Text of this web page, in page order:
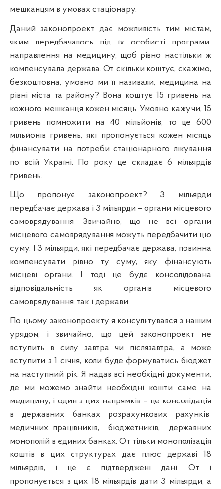
мешканцям в умовах стаціонару.
Даний законопроект дає можливість тим містам,
яким передбачалось під їх особисті програми
направлення на медицину, щоб рівно настільки ж
компенсувала держава. От скільки коштує, скажімо,
безкоштовна, умовно ми її називали, медицина на
рівні міста та району? Вона коштує 15 гривень на
кожного мешканця кожен місяць. Умовно кажучи, 15
гривень помножити на 40 мільйонів, то це 600
мільйонів гривень, які пропонується кожен місяць
фінансувати на потреби стаціонарного лікування
по всій Україні. По року це складає 6 мільярдів
гривень.
Що пропонує законопроект? 3 мільярди
передбачає держава і 3 мільярди – органи місцевого
самоврядування. Звичайно, що не всі органи
місцевого самоврядування можуть передбачити цю
суму. І 3 мільярди, які передбачає держава, повинна
компенсувати рівно ту суму, яку фінансують
місцеві органи. І тоді це буде консолідована
відповідальність як органів місцевого
самоврядування, так і держави.
По цьому законопроекту я консультувався з нашим
урядом, і звичайно, що цей законопроект не
вступить в силу завтра чи післязавтра, а може
вступити з 1 січня, коли буде формуватись бюджет
на наступний рік. Я надав всі необхідні документи,
де ми можемо знайти необхідні кошти саме на
медицину, і один з цих напрямків – це консолідація
в державних банках розрахункових рахунків
медичних працівників, бюджетників,
державних
монополій в єдиних банках. От тільки монополізація
коштів в цих структурах дає плюс державі 18
мільярдів, і це є підтверджені дані. От і
пропонується з цих 18 мільярдів дати 3 мільярди, а